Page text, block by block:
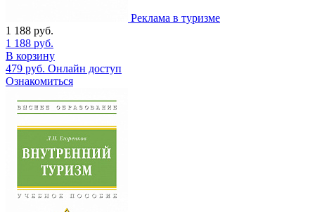
Реклама в туризме
1 188 руб.
1 188 руб.
В корзину
479 руб. Онлайн доступ
Ознакомиться